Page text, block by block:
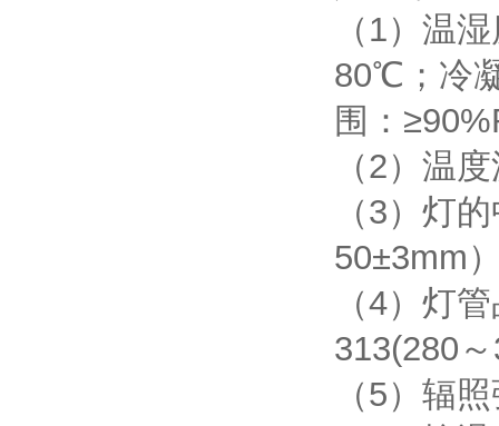
（1）温
80℃；冷
围：
（2）温
（3）灯
50±3mm
（4）灯
313(280
（5）辐